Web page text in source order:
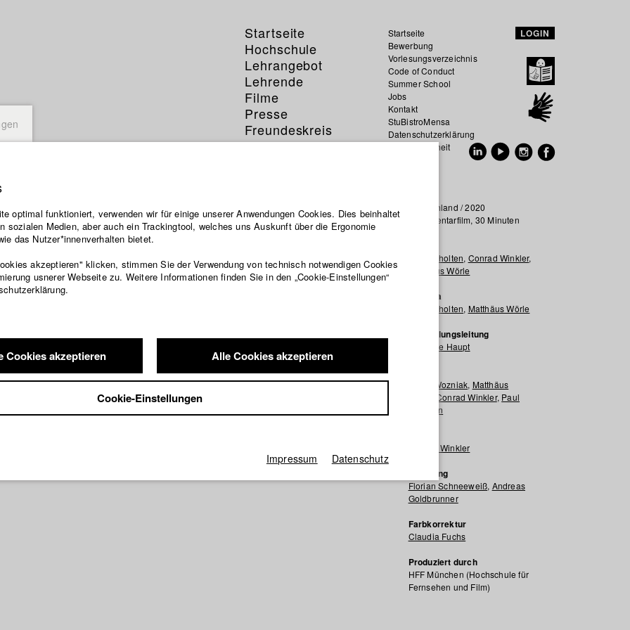
Startseite
Hochschule
Lehrangebot
Lehrende
Filme
Presse
Freundeskreis
Service
Startseite
Bewerbung
Vorlesungsverzeichnis
Code of Conduct
Summer School
Jobs
Kontakt
StuBistroMensa
Datenschutzerklärung
Datensicherheit
LOGIN
stehen für den sich ausweitenden Luxus unserer globalisierten
auf dem Rücken weniger Seeleute ausgetragen wird. Viele von ihnen
Philippinen. Schlecht bezahlt und pausenlos arbeitend, gehören sie einem
an.
Deutschland / 2020
Dokumentarfilm, 30 Minuten
Paul Scholten, Conrad Winkler,
Matthäus Wörle
Kamera
Paul Scholten, Matthäus Wörle
Herstellungsleitung
Christine Haupt
Agata Wozniak, Matthäus
Conrad Winkler, Paul
Scholten
Conrad Winkler
Mischung
Florian Schneeweiß, Andreas
Goldbrunner
Farbkorrektur
Claudia Fuchs
Produziert durch
HFF München (Hochschule für
Fernsehen und Film)
optimal funktioniert, verwenden wir für einige unserer Anwendungen Cookies. Dies beinhaltet
sozialen Medien, aber auch ein Trackingtool, welches uns Auskunft über die Ergonomie
das Nutzer*innenverhalten bietet.
akzeptieren" klicken, stimmen Sie der Verwendung von technisch notwendigen Cookies
usnerer Webseite zu. Weitere Informationen finden Sie in den „Cookie-Einstellungen“
Cookies akzeptieren Alle Cookies akzeptieren
Cookie-Einstellungen
Impressum Datenschutz